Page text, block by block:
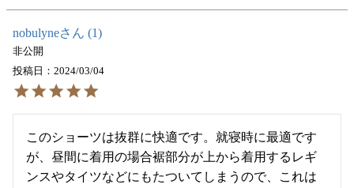
nobulyne 1
非公開
投稿日
2024/03/04
このショーツは抜群に快適です。就寝時に最適です
が、昼間に着用の場合裾部分が上から着用するレギ
ンスやタイツなどにもたついてしまうので、これは